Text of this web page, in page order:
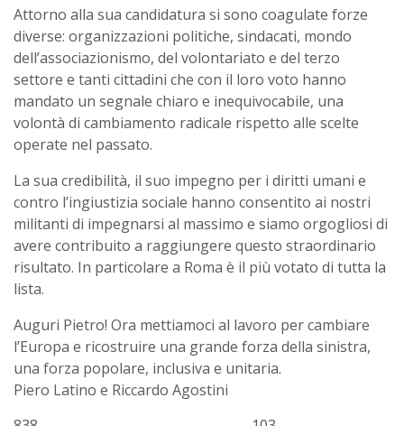
Attorno alla sua candidatura si sono coagulate forze
diverse: organizzazioni politiche, sindacati, mondo
dell’associazionismo, del volontariato e del terzo
settore e tanti cittadini che con il loro voto hanno
mandato un segnale chiaro e inequivocabile, una
volontà di cambiamento radicale rispetto alle scelte
operate nel passato.
La sua credibilità, il suo impegno per i diritti umani e
contro l’ingiustizia sociale hanno consentito ai nostri
militanti di impegnarsi al massimo e siamo orgogliosi di
avere contribuito a raggiungere questo straordinario
risultato. In particolare a Roma è il più votato di tutta la
lista.
Auguri Pietro! Ora mettiamoci al lavoro per cambiare
l’Europa e ricostruire una grande forza della sinistra,
una forza popolare, inclusiva e unitaria.
Piero Latino e Riccardo Agostini